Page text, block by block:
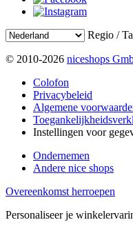
Regio /
© 2010-2026 niceshops
Colofon
Privacybeleid
Algemene
Instellingen voor
Ondernemen
Andere nice shops
Overeenkomst herroepen
Personaliseer je